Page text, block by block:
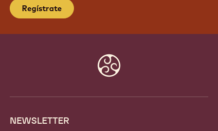
Regístrate
NEWSLETTER